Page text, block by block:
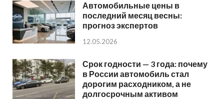
Автомобильные цены в
последний месяц весны:
прогноз экспертов
12.05.2026
Срок годности — 3 года: почему
в России автомобиль стал
дорогим расходником, а не
долгосрочным активом